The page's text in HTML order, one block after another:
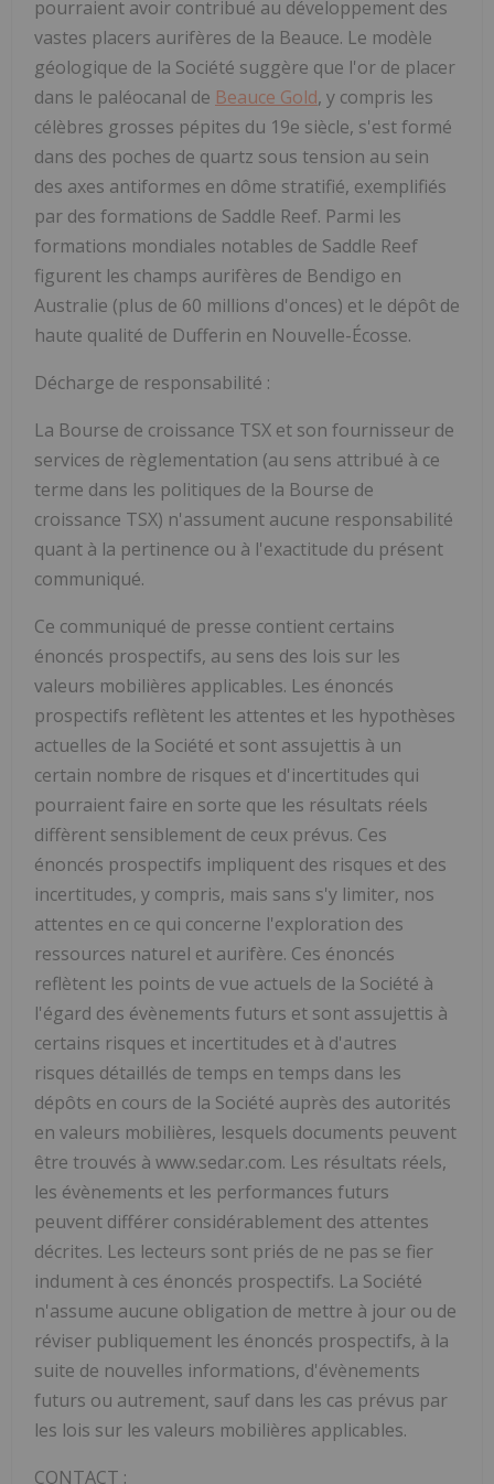
pourraient avoir contribué au développement des
vastes placers aurifères de la Beauce. Le modèle
géologique de la Société suggère que l'or de placer
dans le paléocanal de Beauce Gold, y compris les
célèbres grosses pépites du 19e siècle, s'est formé
dans des poches de quartz sous tension au sein
des axes antiformes en dôme stratifié, exemplifiés
par des formations de Saddle Reef. Parmi les
formations mondiales notables de Saddle Reef
figurent les champs aurifères de Bendigo en
Australie (plus de 60 millions d'onces) et le dépôt de
haute qualité de Dufferin en Nouvelle-Écosse.
Décharge de responsabilité :
La Bourse de croissance TSX et son fournisseur de
services de règlementation (au sens attribué à ce
terme dans les politiques de la Bourse de
croissance TSX) n'assument aucune responsabilité
quant à la pertinence ou à l'exactitude du présent
communiqué.
Ce communiqué de presse contient certains
énoncés prospectifs, au sens des lois sur les
valeurs mobilières applicables. Les énoncés
prospectifs reflètent les attentes et les hypothèses
actuelles de la Société et sont assujettis à un
certain nombre de risques et d'incertitudes qui
pourraient faire en sorte que les résultats réels
diffèrent sensiblement de ceux prévus. Ces
énoncés prospectifs impliquent des risques et des
incertitudes, y compris, mais sans s'y limiter, nos
attentes en ce qui concerne l'exploration des
ressources naturel et aurifère. Ces énoncés
reflètent les points de vue actuels de la Société à
l'égard des évènements futurs et sont assujettis à
certains risques et incertitudes et à d'autres
risques détaillés de temps en temps dans les
dépôts en cours de la Société auprès des autorités
en valeurs mobilières, lesquels documents peuvent
être trouvés à www.sedar.com. Les résultats réels,
les évènements et les performances futurs
peuvent différer considérablement des attentes
décrites. Les lecteurs sont priés de ne pas se fier
indument à ces énoncés prospectifs. La Société
n'assume aucune obligation de mettre à jour ou de
réviser publiquement les énoncés prospectifs, à la
suite de nouvelles informations, d'évènements
futurs ou autrement, sauf dans les cas prévus par
les lois sur les valeurs mobilières applicables.
CONTACT :